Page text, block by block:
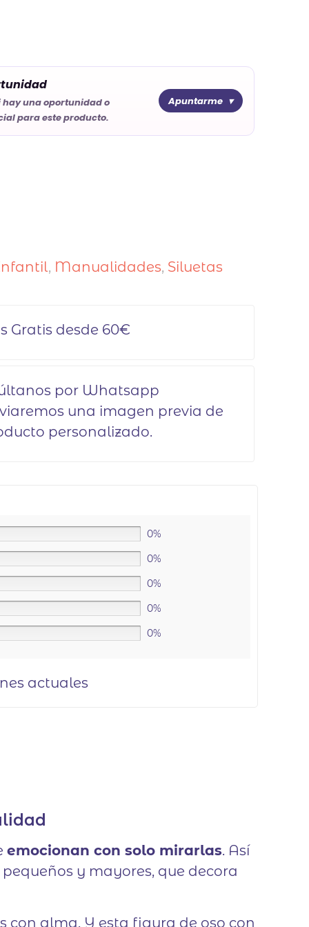
hay una oportunidad o
para este producto.
Apuntarme
, Manualidades, Siluetas
Gratis desde 60€
por Whatsapp
una imagen previa de
personalizado.
0%
0%
0%
0%
0%
actuales
emocionan con solo mirarlas. Así
y mayores, que decora
con alma. Y esta figura de oso con